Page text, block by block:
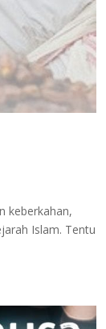
keberkahan,
Islam. Tentu